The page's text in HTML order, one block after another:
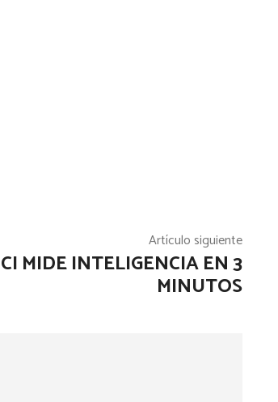
Artículo siguiente
MIDE INTELIGENCIA EN 3
MINUTOS